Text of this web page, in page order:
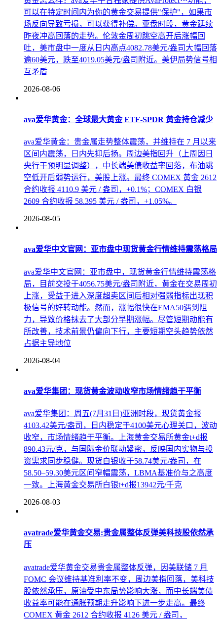
可以在特定时间内为你的黄金交易提供"保护"，如果市
场反向导致亏损，可以获得补偿。亚盘时段，黄金延续
昨夜冲高回落的走势。伦敦金周初跳空高开后涨幅回
吐，美市盘中一度从日内高点4082.78美元/盎司大幅回落
逾60美元，跌至4019.05美元/盎司附近。美伊局势信号相
互矛盾
2026-08-06
ava爱华黄金：全球最大黄金 ETF-SPDR 黄金持仓减少
ava爱华黄金：贵金属走势整体震荡，并维持在 7 月以来
区间内震荡，日内先抑后扬。周边美指回升（上周因日
央行干预明显调整），中长端美债收益率回落，布油跳
空低开后弱势运行，美股上涨。最终 COMEX 黄金 2612
合约收报 4110.9 美元 / 盎司，+0.1%；COMEX 白银
2609 合约收报 58.395 美元 / 盎司，+1.05%。
2026-08-05
ava爱华中文官网：亚市盘中现货黄金行情维持震荡格局
ava爱华中文官网：亚市盘中，现货黄金行情维持震荡格
局，目前交投于4056.75美元/盎司附近，黄金在交易周初
上涨，受益于进入深度超卖区间后相对强弱指标出现积
极信号的好转动能。然而，涨幅很快在EMA50遇到阻
力，导致价格抹去了大部分早期涨幅。尽管短期动能有
所改善，技术前景仍偏向下行，主要短期空头趋势依然
占据主导地位
2026-08-04
ava爱华集团：现货黄金波动收窄市场情绪趋于平衡
ava爱华集团：周五(7月31日)亚洲时段，现货黄金报
4103.42美元/盎司，日内稳定于4100美元心理关口，波动
收窄，市场情绪趋于平衡。上海黄金交易所黄金t+d报
890.43元/克，与国际金价联动紧密，反映国内实物与投
资需求同步稳健。现货白银收于58.74美元/盎司，在
58.50–59.30美元区间窄幅震荡，LBMA基准价与之高度
一致。上海黄金交易所白银t+d报13942元/千克
2026-08-03
avatrade爱华黄金交易:贵金属整体反弹美科技股依然承
压
avatrade爱华黄金交易贵金属整体反弹，因美联储 7 月
FOMC 会议维持基准利率不变，周边美指回落，美科技
股依然承压，原油受中东局势影响大涨，而中长端美债
收益率可能在通胀预期走升影响下进一步走高。最终
COMEX 黄金 2612 合约收报 4126 美元 / 盎司，